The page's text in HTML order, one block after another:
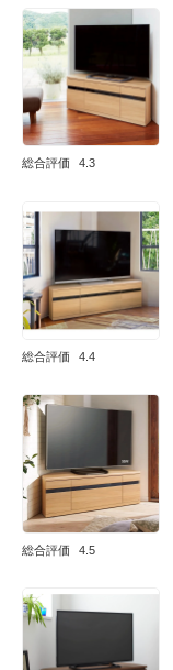
総合評価 4.3
総合評価 4.4
総合評価 4.5